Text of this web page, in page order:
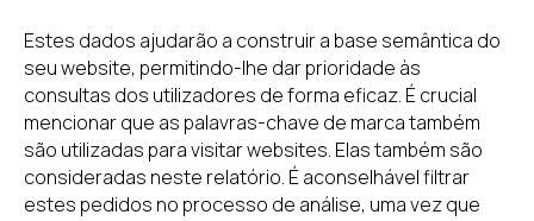
Estes dados ajudarão a construir a base semântica do
seu website, permitindo-lhe dar prioridade às
consultas dos utilizadores de forma eficaz. É crucial
mencionar que as palavras-chave de marca também
são utilizadas para visitar websites. Elas também são
consideradas neste relatório. É aconselhável filtrar
estes pedidos no processo de análise, uma vez que